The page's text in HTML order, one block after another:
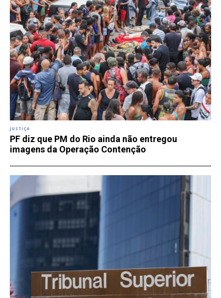
JUSTIÇA
PF diz que PM do Rio ainda não entregou
imagens da Operação Contenção